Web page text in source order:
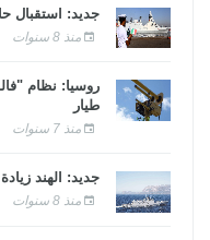
جديد: استقبال
منذ 8 سنوات
روسيا: نظام
طيار
منذ 7 سنوات
جديد: الهند
منذ 8 سنوات